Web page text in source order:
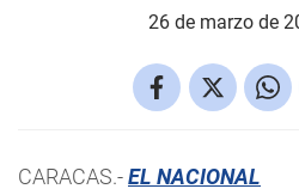
26 de marzo de
CARACAS.-EL NACIONAL